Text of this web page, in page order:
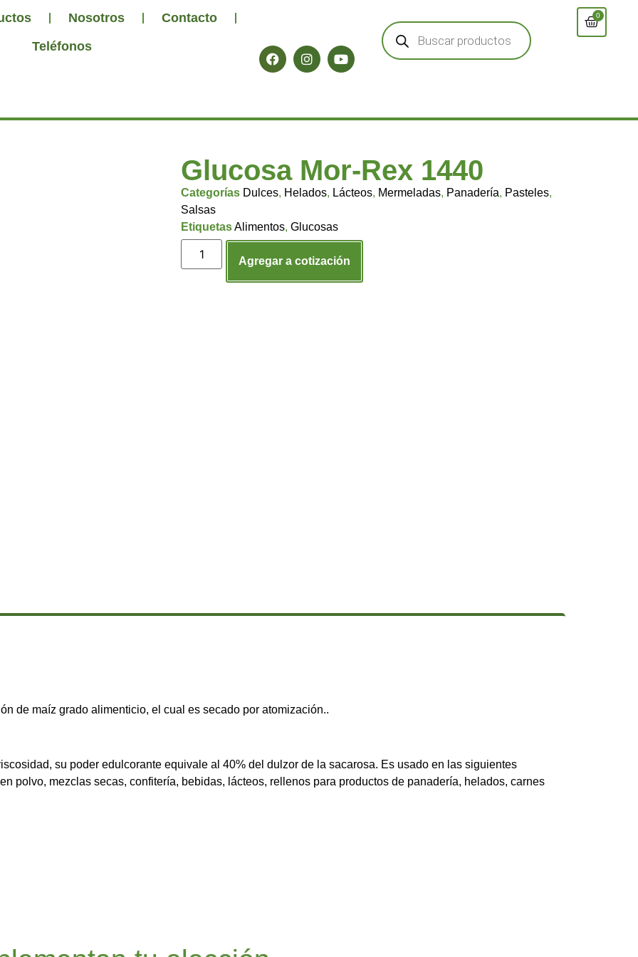
Nosotros
Contacto
Teléfonos
0
Glucosa Mor-Rex 1440
Categorías Dulces, Helados, Lácteos, Mermeladas, Panadería, Pasteles,
Salsas
EtiquetasAlimentos, Glucosas
Agregar a cotización
de maíz grado alimenticio, el cual es secado por atomización..
su poder edulcorante equivale al 40% del dulzor de la sacarosa. Es usado en las siguientes
polvo, mezclas secas, confitería, bebidas, lácteos, rellenos para productos de panadería, helados, carnes